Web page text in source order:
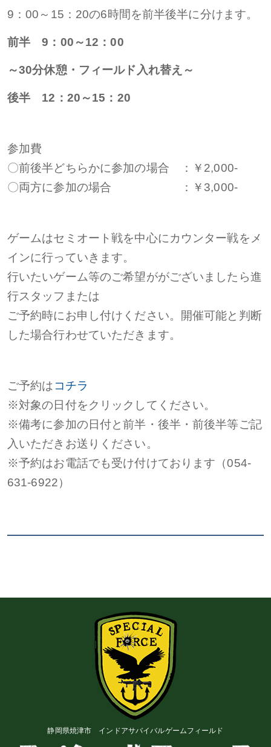
9：00～15：20の6時間を前半後半に分けます。
前半 9：00～12：00
～30分休憩・フィールド入れ替え～
後半 12：20～15：20
参加費
〇前後半どちらかに参加の場合 ：￥2,000-
〇両方に参加の場合 ：￥3,000-
ゲームはセミオート戦を中心にカウンター戦をメ
インに行っていきます。
行いたいゲーム等のご希望ががございましたら進
行スタッフまたは
ご予約時にお申し付けください。開催可能と判断
した場合行わせていただきます。
ご予約は コチラ
※対象の日付をクリックしてください。
※備考に参加の日付と前半・後半・前後半等ご記
入いただきお送りください。
※予約はお電話でも受け付けております（054-
631-6922）
静岡県焼津市 インドアサバイバルゲームフィールド